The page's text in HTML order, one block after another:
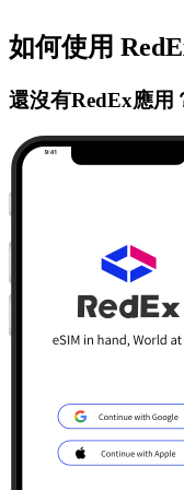
如何使用
還沒有RedEx應用